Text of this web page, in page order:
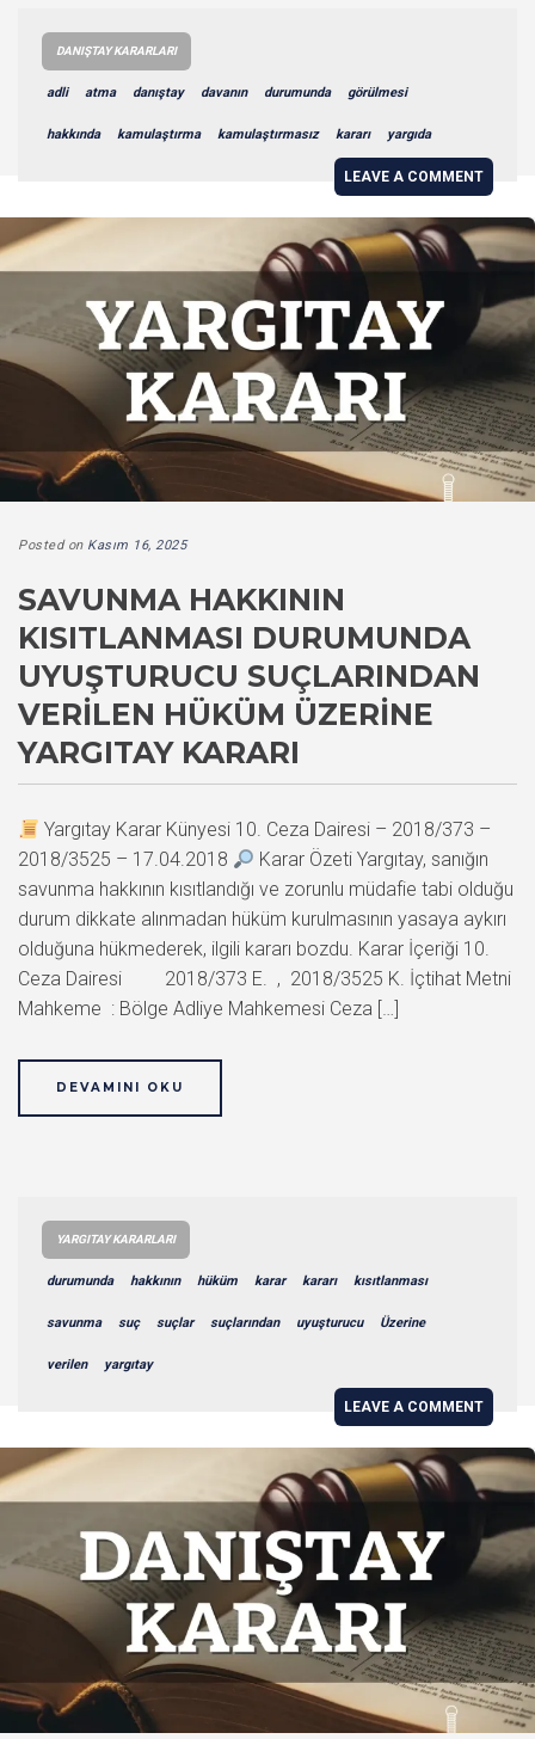
DANIŞTAY KARARLARI
adli atma danıştay davanın durumunda görülmesi
hakkında kamulaştırma kamulaştırmasız kararı yargıda
LEAVE A COMMENT
Posted on Kasım 16, 2025
SAVUNMA HAKKININ
KISITLANMASI DURUMUNDA
UYUŞTURUCU SUÇLARINDAN
VERILEN HÜKÜM ÜZERINE
YARGITAY KARARI
Yargıtay Karar Künyesi 10. Ceza Dairesi – 2018/373 –
2018/3525 – 17.04.2018
Karar Özeti Yargıtay, sanığın
savunma hakkının kısıtlandığı ve zorunlu müdafie tabi olduğu
durum dikkate alınmadan hüküm kurulmasının yasaya aykırı
olduğuna hükmederek, ilgili kararı bozdu. Karar İçeriği 10.
Ceza Dairesi 2018/373 E. , 2018/3525 K. İçtihat Metni
Mahkeme : Bölge Adliye Mahkemesi Ceza […]
DEVAMINI OKU
YARGITAY KARARLARI
durumunda hakkının hüküm karar kararı kısıtlanması
savunma suç suçlar suçlarından uyuşturucu Üzerine
verilen yargıtay
LEAVE A COMMENT